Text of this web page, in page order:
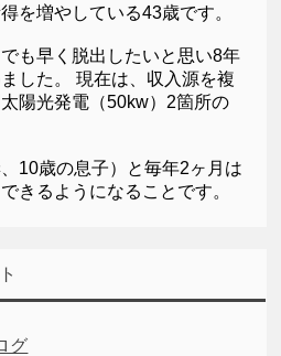
を増やしている43歳です。
も早く脱出したいと思い8年
した。 現在は、収入源を複
陽光発電（50kw）2箇所の
10歳の息子）と毎年2ヶ月は
きるようになることです。
グ